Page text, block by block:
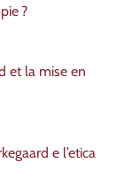
?
et la mise en
e l’etica